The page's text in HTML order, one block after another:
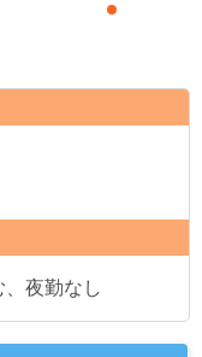
夜勤なし